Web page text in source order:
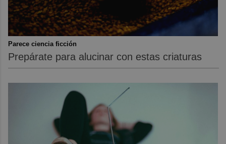
Parece ciencia ficción
Prepárate para alucinar con estas criaturas